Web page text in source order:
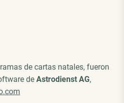
de cartas natales, fueron
de Astrodienst AG,